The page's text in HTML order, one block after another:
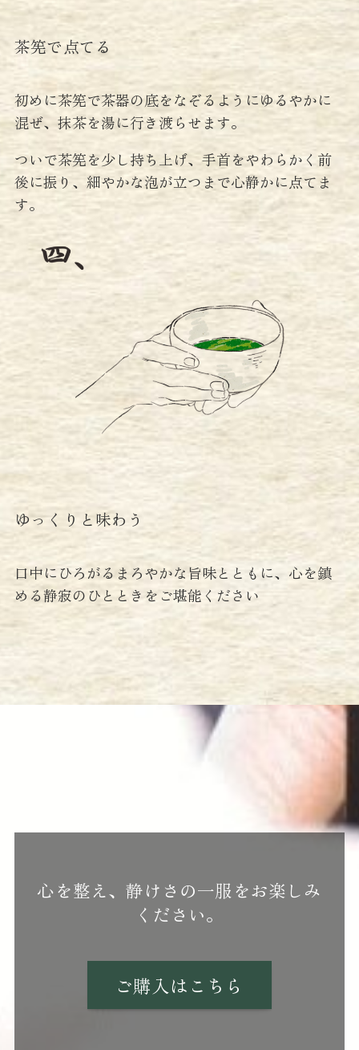
茶筅で点てる
初めに茶筅で茶器の底をなぞるようにゆるやかに
混ぜ、抹茶を湯に行き渡らせます。
ついで茶筅を少し持ち上げ、手首をやわらかく前
後に振り、細やかな泡が立つまで心静かに点てま
す。
ゆっくりと味わう
口中にひろがるまろやかな旨味とともに、心を鎮
める静寂のひとときをご堪能ください
心を整え、静けさの一服をお楽しみ
ください。
ご購入はこちら